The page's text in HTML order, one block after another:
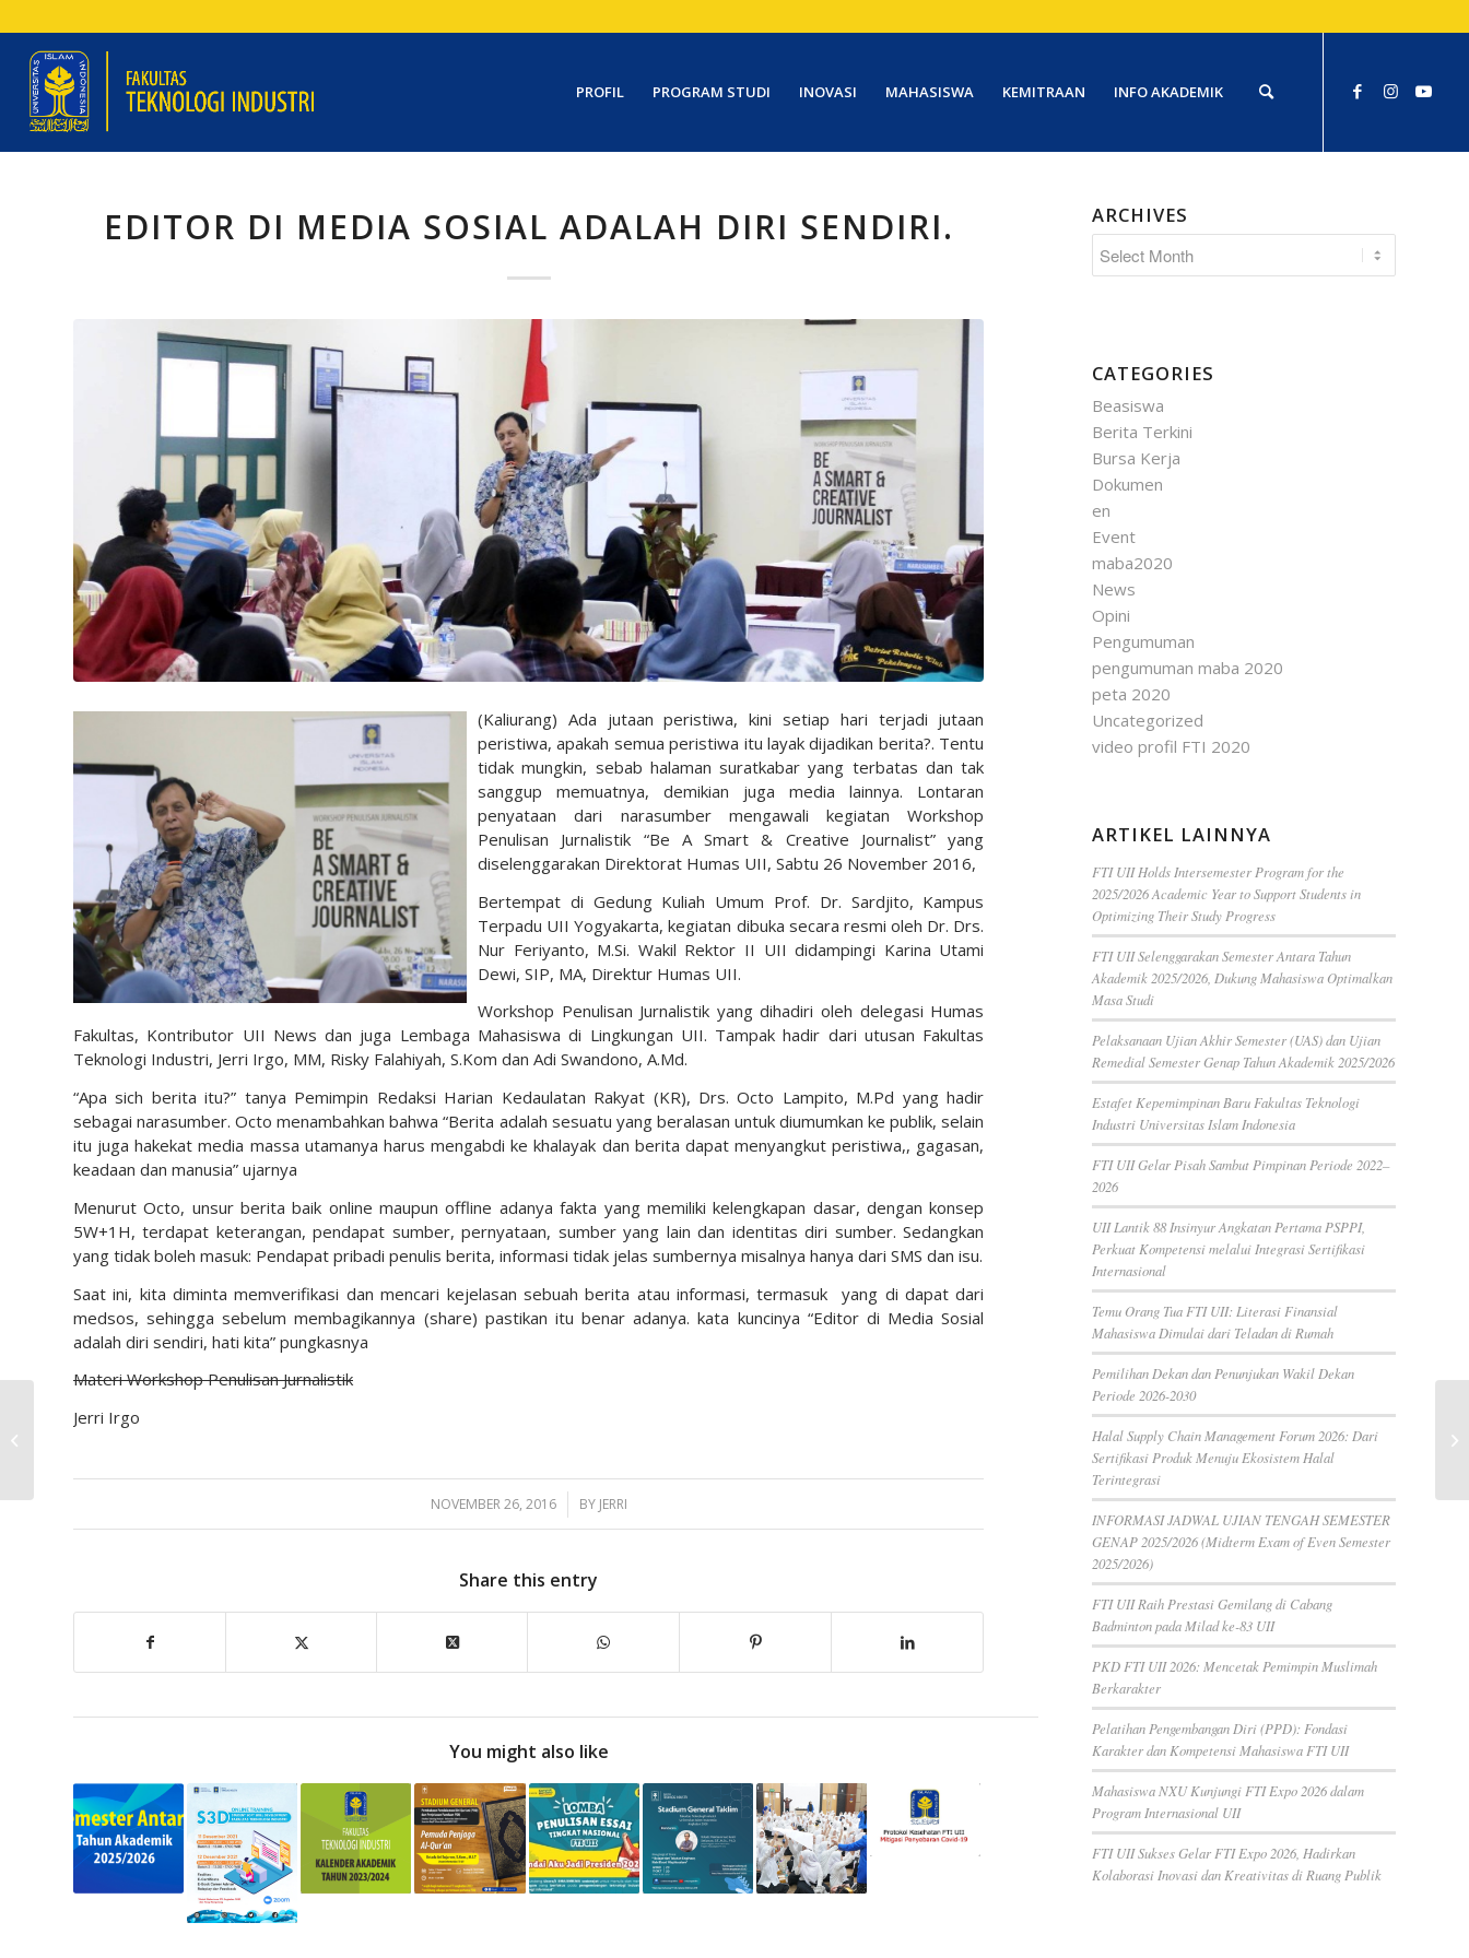
PROFIL PROGRAM STUDI INOVASI MAHASISWA KEMITRAAN INFO AKADEMIK
EDITOR DI MEDIA SOSIAL ADALAH DIRI SENDIRI.
(Kaliurang) Ada jutaan peristiwa, kini setiap hari terjadi jutaan
peristiwa, apakah semua peristiwa itu layak dijadikan berita?. Tentu
tidak mungkin, sebab halaman suratkabar yang terbatas dan tak
sanggup memuatnya, demikian juga media lainnya. Lontaran
penyataan dari narasumber mengawali kegiatan Workshop
Penulisan Jurnalistik “Be A Smart & Creative Journalist” yang
diselenggarakan Direktorat Humas UII, Sabtu 26 November 2016,
Bertempat di Gedung Kuliah Umum Prof. Dr. Sardjito, Kampus
Terpadu UII Yogyakarta, kegiatan dibuka secara resmi oleh Dr. Drs.
Nur Feriyanto, M.Si. Wakil Rektor II UII didampingi Karina Utami
Dewi, SIP, MA, Direktur Humas UII.
Workshop Penulisan Jurnalistik yang dihadiri oleh delegasi Humas
Fakultas, Kontributor UII News dan juga Lembaga Mahasiswa di Lingkungan UII. Tampak hadir dari utusan Fakultas
Teknologi Industri, Jerri Irgo, MM, Risky Falahiyah, S.Kom dan Adi Swandono, A.Md.
“Apa sich berita itu?” tanya Pemimpin Redaksi Harian Kedaulatan Rakyat (KR), Drs. Octo Lampito, M.Pd yang hadir
sebagai narasumber. Octo menambahkan bahwa “Berita adalah sesuatu yang beralasan untuk diumumkan ke publik, selain
itu juga hakekat media massa utamanya harus mengabdi ke khalayak dan berita dapat menyangkut peristiwa,, gagasan,
keadaan dan manusia” ujarnya
Menurut Octo, unsur berita baik online maupun offline adanya fakta yang memiliki kelengkapan dasar, dengan konsep
5W+1H, terdapat keterangan, pendapat sumber, pernyataan, sumber yang lain dan identitas diri sumber. Sedangkan
yang tidak boleh masuk: Pendapat pribadi penulis berita, informasi tidak jelas sumbernya misalnya hanya dari SMS dan isu.
Saat ini, kita diminta memverifikasi dan mencari kejelasan sebuah berita atau informasi, termasuk yang di dapat dari
medsos, sehingga sebelum membagikannya (share) pastikan itu benar adanya. kata kuncinya “Editor di Media Sosial
adalah diri sendiri, hati kita” pungkasnya
Materi Workshop Penulisan Jurnalistik
Jerri Irgo
NOVEMBER 26, 2016
/ BY JERRI
Share this entry
You might also like
ARCHIVES
CATEGORIES
Beasiswa
Berita Terkini
Bursa Kerja
Dokumen
en
Event
maba2020
News
Opini
Pengumuman
pengumuman maba 2020
peta 2020
Uncategorized
video profil FTI 2020
ARTIKEL LAINNYA
FTI UII Holds Intersemester Program for the
2025/2026 Academic Year to Support Students in
Optimizing Their Study Progress
FTI UII Selenggarakan Semester Antara Tahun
Akademik 2025/2026, Dukung Mahasiswa Optimalkan
Masa Studi
Pelaksanaan Ujian Akhir Semester (UAS) dan Ujian
Remedial Semester Genap Tahun Akademik 2025/2026
Estafet Kepemimpinan Baru Fakultas Teknologi
Industri Universitas Islam Indonesia
FTI UII Gelar Pisah Sambut Pimpinan Periode 2022–
2026
UII Lantik 88 Insinyur Angkatan Pertama PSPPI,
Perkuat Kompetensi melalui Integrasi Sertifikasi
Internasional
Temu Orang Tua FTI UII: Literasi Finansial
Mahasiswa Dimulai dari Teladan di Rumah
Pemilihan Dekan dan Penunjukan Wakil Dekan
Periode 2026-2030
Halal Supply Chain Management Forum 2026: Dari
Sertifikasi Produk Menuju Ekosistem Halal
Terintegrasi
INFORMASI JADWAL UJIAN TENGAH SEMESTER
GENAP 2025/2026 (Midterm Exam of Even Semester
2025/2026)
FTI UII Raih Prestasi Gemilang di Cabang
Badminton pada Milad ke-83 UII
PKD FTI UII 2026: Mencetak Pemimpin Muslimah
Berkarakter
Pelatihan Pengembangan Diri (PPD): Fondasi
Karakter dan Kompetensi Mahasiswa FTI UII
Mahasiswa NXU Kunjungi FTI Expo 2026 dalam
Program Internasional UII
FTI UII Sukses Gelar FTI Expo 2026, Hadirkan
Kolaborasi Inovasi dan Kreativitas di Ruang Publik
Pesantrenisasi Bagi